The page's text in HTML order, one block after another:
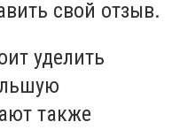
свой отзыв.
уделить
также